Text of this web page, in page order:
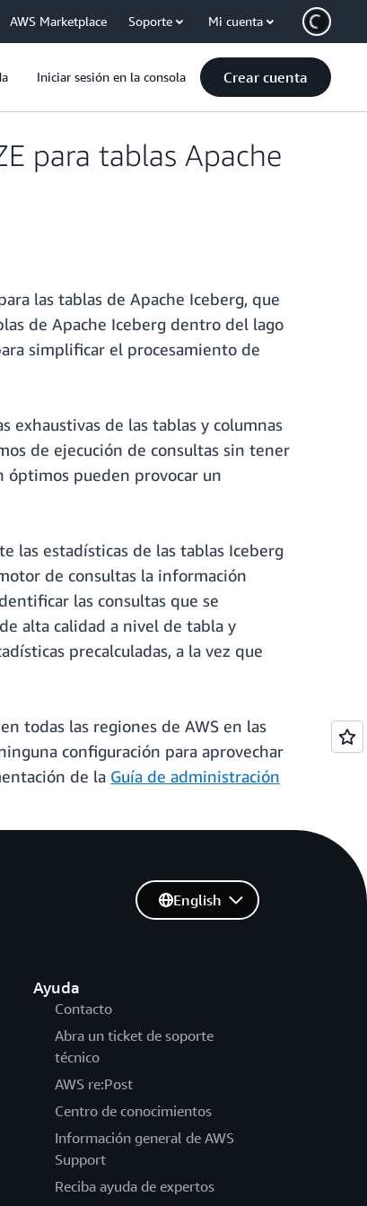
AWS Marketplace Soporte Mi cuenta
Iniciar sesión en la consola Crear cuenta
para tablas Apache
las tablas de Apache Iceberg, que
de Apache Iceberg dentro del lago
simplificar el procesamiento de
exhaustivas de las tablas y columnas
de ejecución de consultas sin tener
óptimos pueden provocar un
las estadísticas de las tablas Iceberg
de consultas la información
las consultas que se
alta calidad a nivel de tabla y
precalculadas, a la vez que
todas las regiones de AWS en las
configuración para aprovechar
de la Guía de administración
Ayuda
Contacto
Abra un ticket de soporte
técnico
AWS re:Post
Centro de conocimientos
Información general de AWS
Support
Reciba ayuda de expertos
English